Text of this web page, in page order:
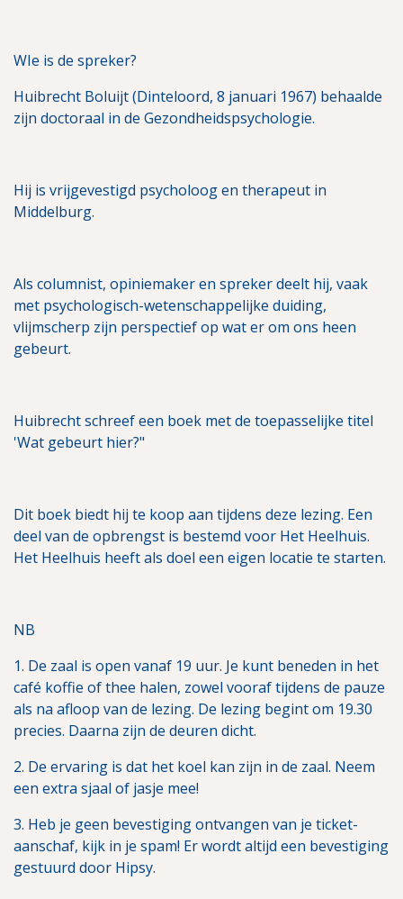
WIe is de spreker?
Huibrecht Boluijt (Dinteloord, 8 januari 1967) behaalde
zijn doctoraal in de Gezondheidspsychologie.
Hij is vrijgevestigd psycholoog en therapeut in
Middelburg.
Als columnist, opiniemaker en spreker deelt hij, vaak
met psychologisch-wetenschappelijke duiding,
vlijmscherp zijn perspectief op wat er om ons heen
gebeurt.
Huibrecht schreef een boek met de toepasselijke titel
'Wat gebeurt hier?"
Dit boek biedt hij te koop aan tijdens deze lezing. Een
deel van de opbrengst is bestemd voor Het Heelhuis.
Het Heelhuis heeft als doel een eigen locatie te starten.
NB
1. De zaal is open vanaf 19 uur. Je kunt beneden in het
café koffie of thee halen, zowel vooraf tijdens de pauze
als na afloop van de lezing. De lezing begint om 19.30
precies. Daarna zijn de deuren dicht.
2. De ervaring is dat het koel kan zijn in de zaal. Neem
een extra sjaal of jasje mee!
3. Heb je geen bevestiging ontvangen van je ticket-
aanschaf, kijk in je spam! Er wordt altijd een bevestiging
gestuurd door Hipsy.